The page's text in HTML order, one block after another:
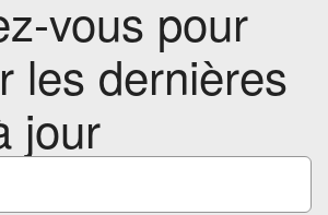
vous pour
les dernières
jour